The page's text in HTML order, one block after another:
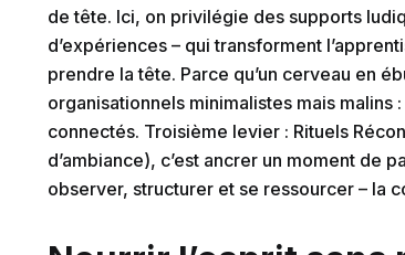
de tête. Ici, on privilégie des supports
d’expériences – qui transforment
prendre la tête. Parce qu’un cerveau en
organisationnels minimalistes mais
connectés. Troisième levier : Rituels
d’ambiance), c’est ancrer un moment de
observer, structurer et se ressourcer – la